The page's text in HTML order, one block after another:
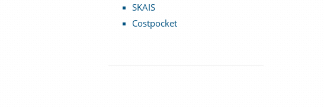
SKAIS
Costpocket